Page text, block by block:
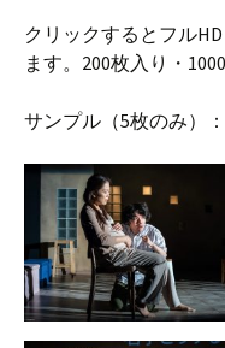
クリックするとフル
ます。200枚入り・
サンプル（5枚のみ）：